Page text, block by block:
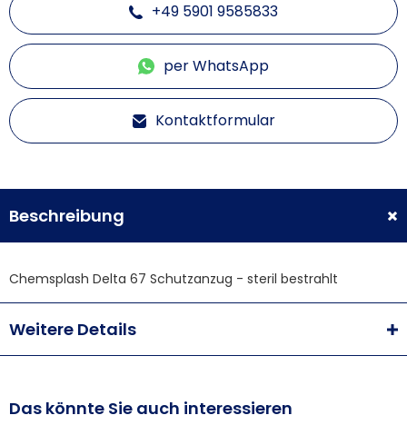
+49 5901 9585833
per WhatsApp
Kontaktformular
Beschreibung
Chemsplash Delta 67 Schutzanzug - steril bestrahlt
Weitere Details
Das könnte Sie auch interessieren